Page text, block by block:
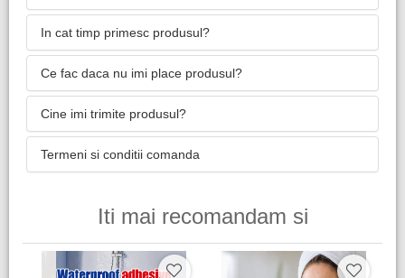
In cat timp primesc produsul?
Ce fac daca nu imi place produsul?
Cine imi trimite produsul?
Termeni si conditii comanda
Iti mai recomandam si